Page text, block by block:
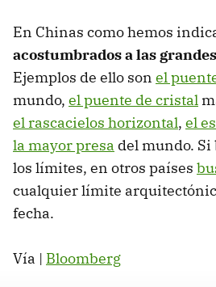
En Chinas como hemos
acostumbrados a las
Ejemplos de ello son el
mundo, el puente de cristal
el rascacielos horizontal, el
la mayor presa del mundo.
los límites, en otros países
cualquier límite
fecha.
Vía | Bloomberg